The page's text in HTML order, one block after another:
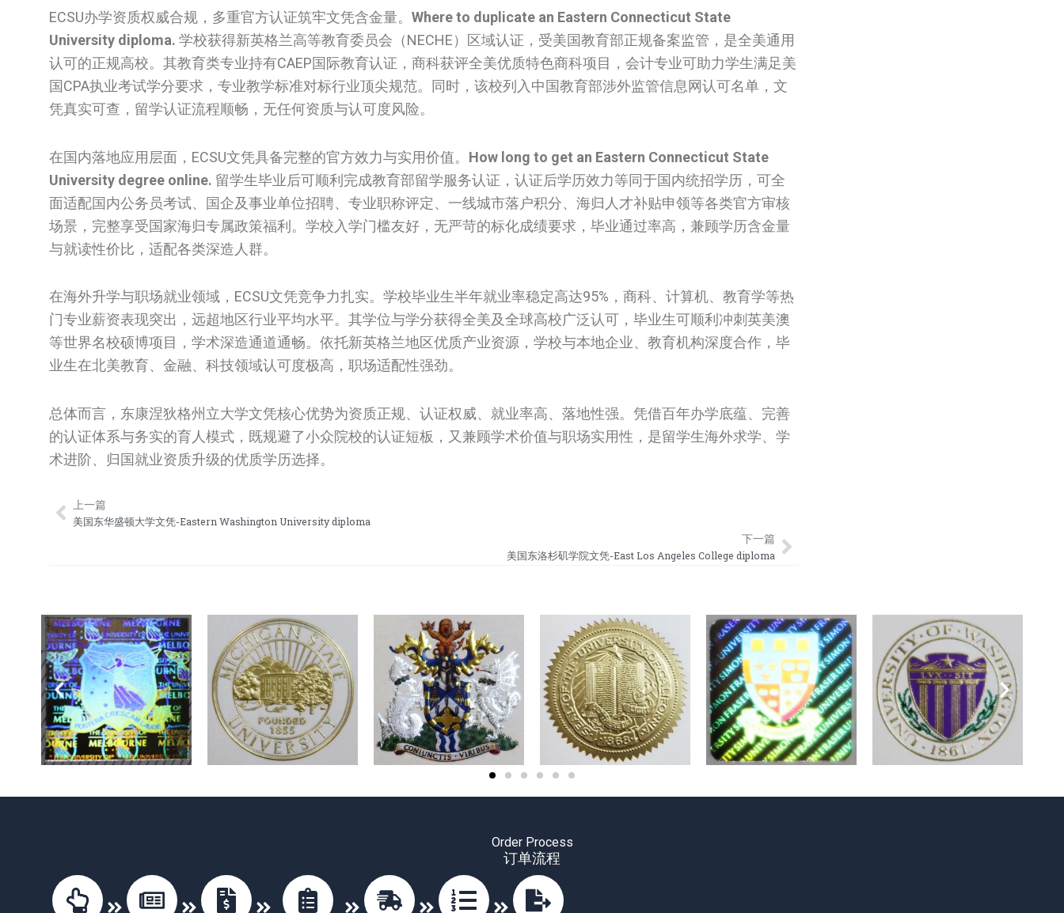
ECSU办学资质权威合规，多重官方认证筑牢文凭含金量。 Where to duplicate an Eastern Connecticut State
University diploma. 学校获得新英格兰高等教育委员会（NECHE）区域认证，受美国教育部正规备案监管，是全美通用
认可的正规高校。其教育类专业持有CAEP国际教育认证，商科获评全美优质特色商科项目，会计专业可助力学生满足美
国CPA执业考试学分要求，专业教学标准对标行业顶尖规范。同时，该校列入中国教育部涉外监管信息网认可名单，文
凭真实可查，留学认证流程顺畅，无任何资质与认可度风险。
在国内落地应用层面，ECSU文凭具备完整的官方效力与实用价值。 How long to get an Eastern Connecticut State
University degree online. 留学生毕业后可顺利完成教育部留学服务认证，认证后学历效力等同于国内统招学历，可全
面适配国内公务员考试、国企及事业单位招聘、专业职称评定、一线城市落户积分、海归人才补贴申领等各类官方审核
场景，完整享受国家海归专属政策福利。学校入学门槛友好，无严苛的标化成绩要求，毕业通过率高，兼顾学历含金量
与就读性价比，适配各类深造人群。
在海外升学与职场就业领域，ECSU文凭竞争力扎实。学校毕业生半年就业率稳定高达95%，商科、计算机、教育学等热
门专业薪资表现突出，远超地区行业平均水平。其学位与学分获得全美及全球高校广泛认可，毕业生可顺利冲刺英美澳
等世界名校硕博项目，学术深造通道通畅。依托新英格兰地区优质产业资源，学校与本地企业、教育机构深度合作，毕
业生在北美教育、金融、科技领域认可度极高，职场适配性强劲。
总体而言，东康涅狄格州立大学文凭核心优势为资质正规、认证权威、就业率高、落地性强。凭借百年办学底蕴、完善
的认证体系与务实的育人模式，既规避了小众院校的认证短板，又兼顾学术价值与职场实用性，是留学生海外求学、学
术进阶、归国就业资质升级的优质学历选择。
Prev
上一篇
美国东华盛顿大学文凭-Eastern Washington University diploma
下一篇
美国东洛杉矶学院文凭-East Los Angeles College diploma
Order Process
订单流程